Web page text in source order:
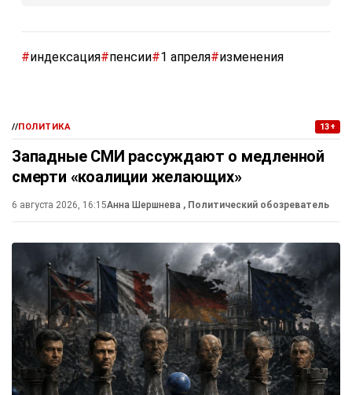
#индексация#пенсии#1 апреля#изменения
//ПОЛИТИКА 13+
Западные СМИ рассуждают о медленной
смерти «коалиции желающих»
6 августа 2026, 16:15Анна Шершнева , Политический обозреватель